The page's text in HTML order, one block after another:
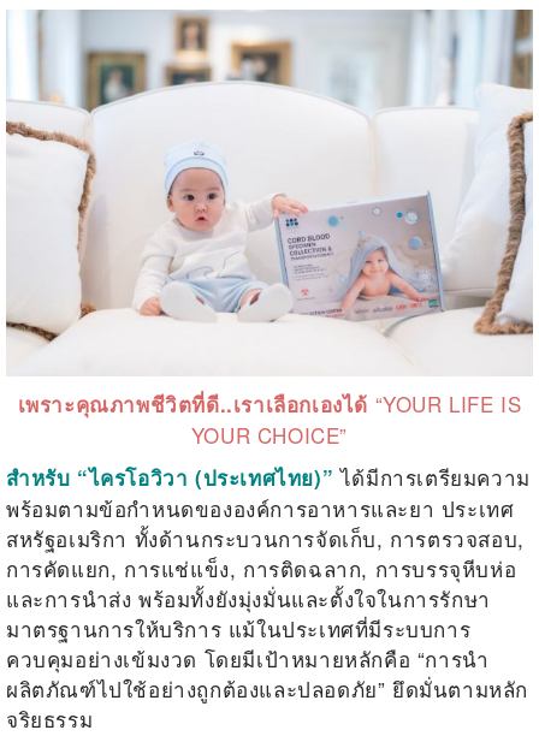
เพราะคุณภาพชีวิตที่ดี..เราเลือกเองได้ “YOUR LIFE IS
YOUR CHOICE”
สำหรับ “ไครโอวิวา (ประเทศไทย)” ได้มีการเตรียมความ
พร้อมตามข้อกำหนดขององค์การอาหารและยา ประเทศ
สหรัฐอเมริกา ทั้งด้านกระบวนการจัดเก็บ, การตรวจสอบ,
การคัดแยก, การแช่แข็ง, การติดฉลาก, การบรรจุหีบห่อ
และการนำส่ง พร้อมทั้งยังมุ่งมั่นและตั้งใจในการรักษา
มาตรฐานการให้บริการ แม้ในประเทศที่มีระบบการ
ควบคุมอย่างเข้มงวด โดยมีเป้าหมายหลักคือ “การนำ
ผลิตภัณฑ์ไปใช้อย่างถูกต้องและปลอดภัย” ยึดมั่นตามหลัก
จริยธรรม